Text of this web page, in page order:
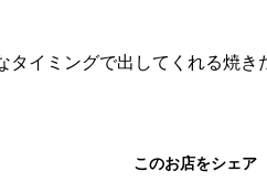
タイミングで出してくれる焼き
このお店をシェア